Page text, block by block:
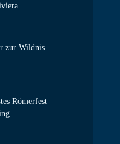
zur Wildnis
Römerfest